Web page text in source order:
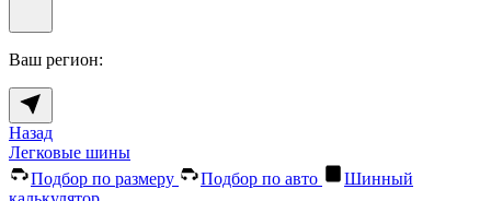
Ваш регион:
Назад
Легковые шины
Подбор по размеру
Подбор по авто
Шинный